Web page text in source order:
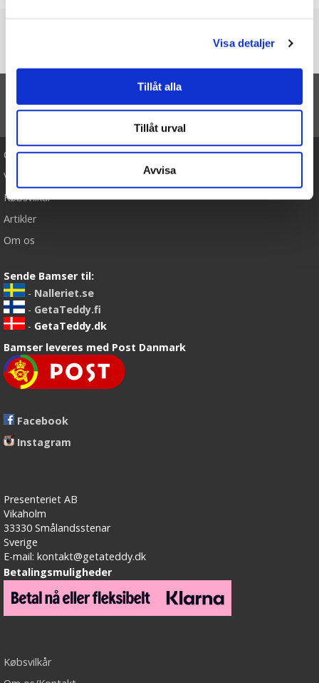
Visa detaljer
Tillåt alla
Tillåt urval
Avvisa
TIL TOP
Cookies
Varemærker
Købsvilkår
Artikler
Om os
Sende Bamser til:
- Nalleriet.se
- GetaTeddy.fi
- GetaTeddy.dk
Bamser leveres med Post Danmark
Facebook
Instagram
Presenteriet AB
Vikaholm
33330 Smålandsstenar
Sverige
E-mail: kontakt@getateddy.dk
Betalingsmuligheder
Købsvilkår